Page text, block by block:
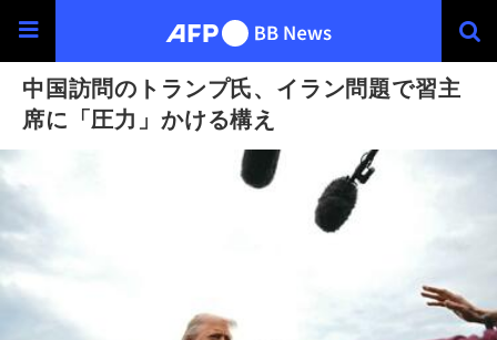
中国訪問のトランプ氏、イラン問題で習主
席に「圧力」かける構え